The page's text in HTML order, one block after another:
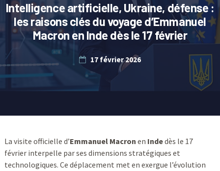
Intelligence artificielle, Ukraine, défense :
les raisons clés du voyage d’Emmanuel
Macron en Inde dès le 17 février
17 février 2026
La visite officielle d’Emmanuel Macron en Indedès le 17
février interpelle par ses dimensions stratégiques et
technologiques. Ce déplacement met en exergue l’évolution